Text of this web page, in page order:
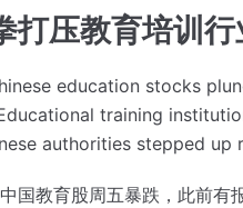
打压教育培训行
education stocks
training
authorities stepped
国教育股周五暴跌，此前有